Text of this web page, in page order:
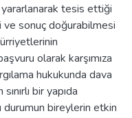
yararlanarak tesis ettiği
sonuç doğurabilmesi
olarak karşımıza
hukukunda dava
bir yapıda
durumun bireylerin etkin